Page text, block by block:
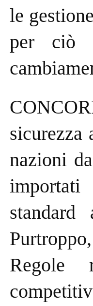
le
per ciò
sicurezza
nazioni
Regole